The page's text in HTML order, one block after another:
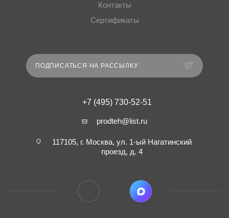
Контакты
Сертификаты
ПОДПИСАТЬСЯ НА РАССЫЛКУ
+7 (495) 730-52-51
prodteh@list.ru
117105, г. Москва, ул. 1-ый Нагатинский
проезд, д. 4